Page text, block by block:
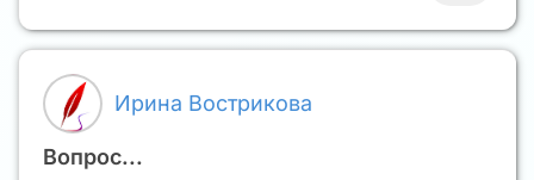
Ирина Вострикова
Вопрос...